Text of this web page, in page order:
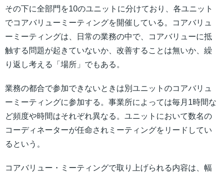
その下に全部門を10のユニットに分けており、各ユニット
でコアバリューミーティングを開催している。コアバリュ
ーミーティングは、日常の業務の中で、コアバリューに抵
触する問題が起きていないか、改善することは無いか、繰
り返し考える「場所」でもある。
業務の都合で参加できないときは別ユニットのコアバリュ
ーミーティングに参加する。事業所によっては毎月1時間な
ど頻度や時間はそれぞれ異なる。ユニットにおいて数名の
コーディネーターが任命されミーティングをリードしてい
るという。
コアバリュー・ミーティングで取り上げられる内容は、幅